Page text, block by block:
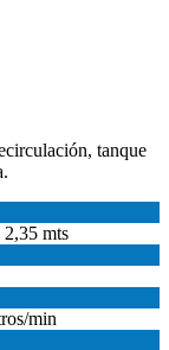
tanque
mts
min